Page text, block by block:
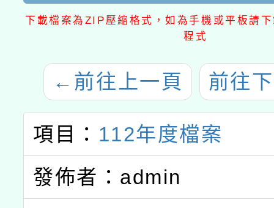
下載檔案為ZIP壓縮格式，如為手機或平板請
程式
← 前往上一頁 前往
項目： 112年度檔案
發佈者：admin